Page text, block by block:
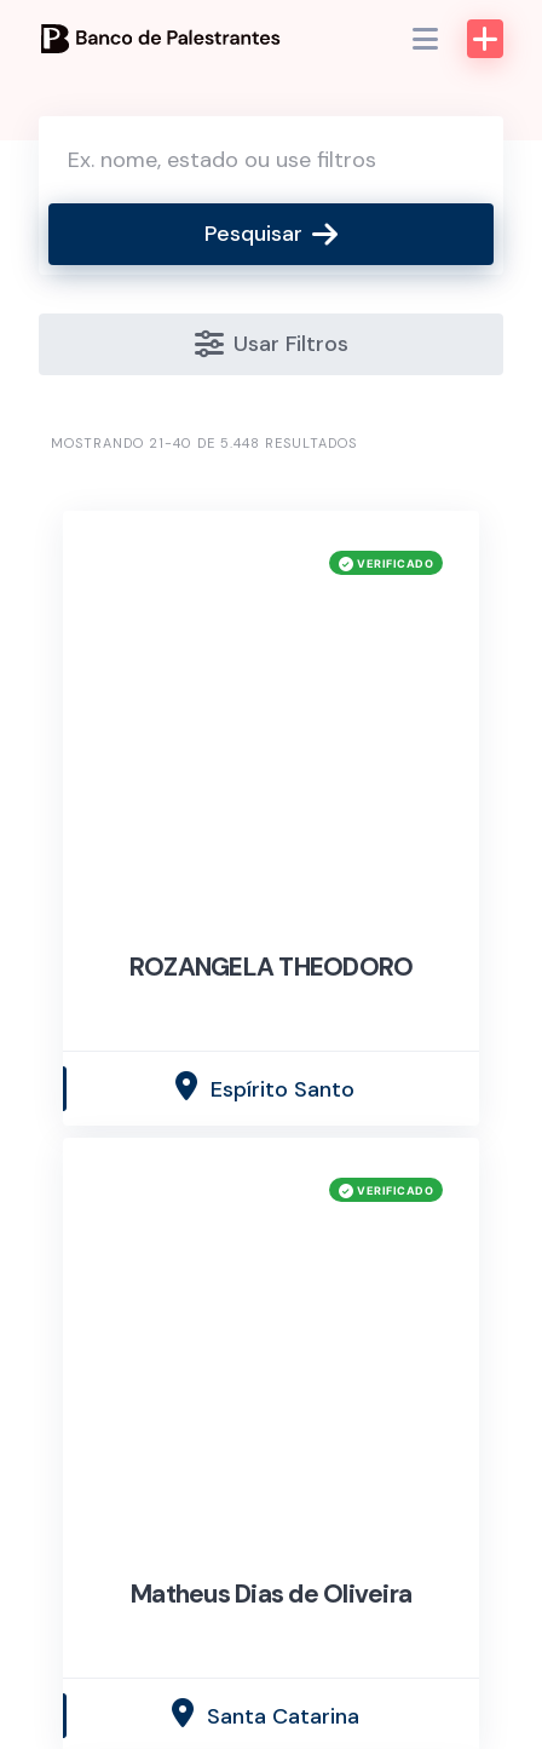
Pesquisar
Usar Filtros
MOSTRANDO 21-40 DE 5.448 RESULTADOS
ROZANGELA THEODORO
Espírito Santo
Matheus Dias de Oliveira
Santa Catarina